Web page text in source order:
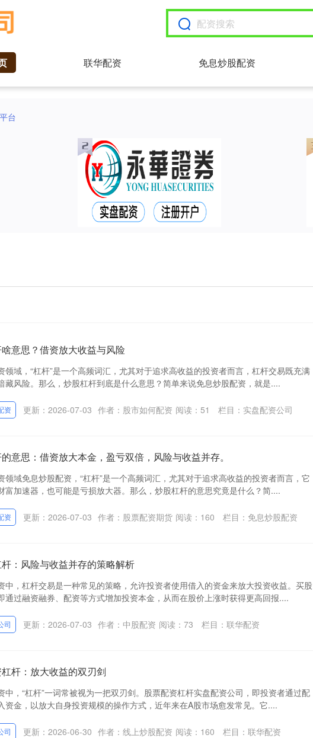
联华配资 免息炒股配资
台
意思？借资放大收益与风险
领域，“杠杆”是一个高频词汇，尤其对于追求高收益的投资者而言，杠杆交易既充满
藏风险。那么，炒股杠杆到底是什么意思？简单来说免息炒股配资，就是....
资 更新：2026-07-03 作者：股市如何配资 阅读： 51 栏目： 实盘配资公司
意思：借资放大本金，盈亏双倍，风险与收益并存。
领域免息炒股配资，“杠杆”是一个高频词汇，尤其对于追求高收益的投资者而言，它
富加速器，也可能是亏损放大器。那么，炒股杠杆的意思究竟是什么？简....
资 更新：2026-07-03 作者：股票配资期货 阅读： 160 栏目： 免息炒股配资
：风险与收益并存的策略解析
中，杠杆交易是一种常见的策略，允许投资者使用借入的资金来放大投资收益。买股
通过融资融券、配资等方式增加投资本金，从而在股价上涨时获得更高回报....
司 更新：2026-07-03 作者：中股配资 阅读： 73 栏目： 联华配资
杆：放大收益的双刃剑
中，“杠杆”一词常被视为一把双刃剑。股票配资杠杆实盘配资公司，即投资者通过配
资金，以放大自身投资规模的操作方式，近年来在A股市场愈发常见。它....
司 更新：2026-06-30 作者：线上炒股配资 阅读： 160 栏目： 联华配资